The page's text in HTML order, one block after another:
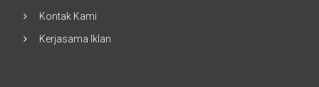
Kontak Kami
Kerjasama Iklan